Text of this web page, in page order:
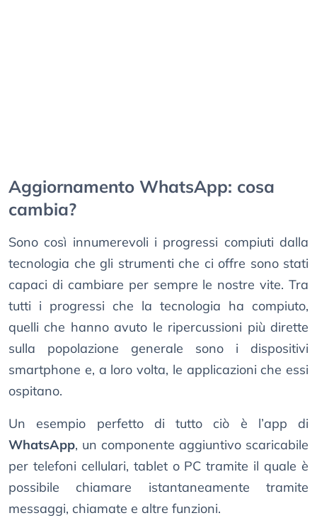
Aggiornamento WhatsApp: cosa
cambia?
Sono così innumerevoli i progressi compiuti dalla
tecnologia che gli strumenti che ci offre sono stati
capaci di cambiare per sempre le nostre vite. Tra
tutti i progressi che la tecnologia ha compiuto,
quelli che hanno avuto le ripercussioni più dirette
sulla popolazione generale sono i dispositivi
smartphone e, a loro volta, le applicazioni che essi
ospitano.
Un esempio perfetto di tutto ciò è l’app di
WhatsApp, un componente aggiuntivo scaricabile
per telefoni cellulari, tablet o PC tramite il quale è
possibile chiamare istantaneamente tramite
messaggi, chiamate e altre funzioni.